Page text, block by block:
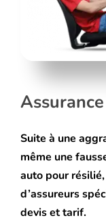
Suite à une
même une
auto pour
d’assureurs
devis et tarif.